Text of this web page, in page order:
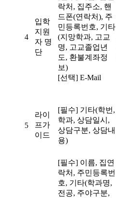
4
입학
지원
자 명
단
락처, 집주소, 핸
드폰(연락처), 주
민등록번호, 기타
(지망학과, 고교
명, 고교졸업년
도, 환불계좌정
보)
[선택] E-Mail
5
라이
프가
이드
[필수] 기타(학번,
학과, 상담일시,
상담구분, 상담내
용)
[필수] 이름, 집연
락처, 주민등록번
호, 기타(학과명,
전공, 주야구분,